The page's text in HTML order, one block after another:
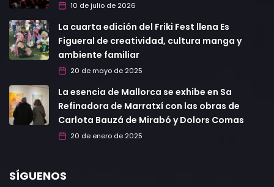
10 de julio de 2026
La cuarta edición del Friki Fest llena Es
Figueral de creatividad, cultura manga y
ambiente familiar
20 de mayo de 2025
La esencia de Mallorca se exhibe en Sa
Refinadora de Marratxí con las obras de
Carlota Bauzá de Mirabó y Dolors Comas
20 de enero de 2025
SÍGUENOS